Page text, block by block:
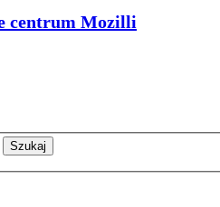
centrum Mozilli